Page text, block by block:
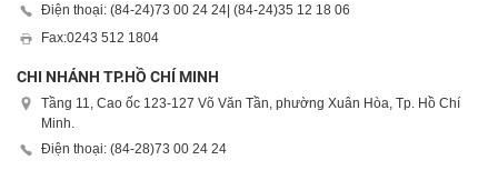
Điện thoại: (84-24)73 00 24 24 | (84-24)35 12 18 06
Fax:0243 512 1804
CHI NHÁNH TP.HỒ CHÍ MINH
Tầng 11, Cao ốc 123-127 Võ Văn Tần, phường Xuân Hòa, Tp. Hồ Chí
Minh.
Điện thoại: (84-28)73 00 24 24